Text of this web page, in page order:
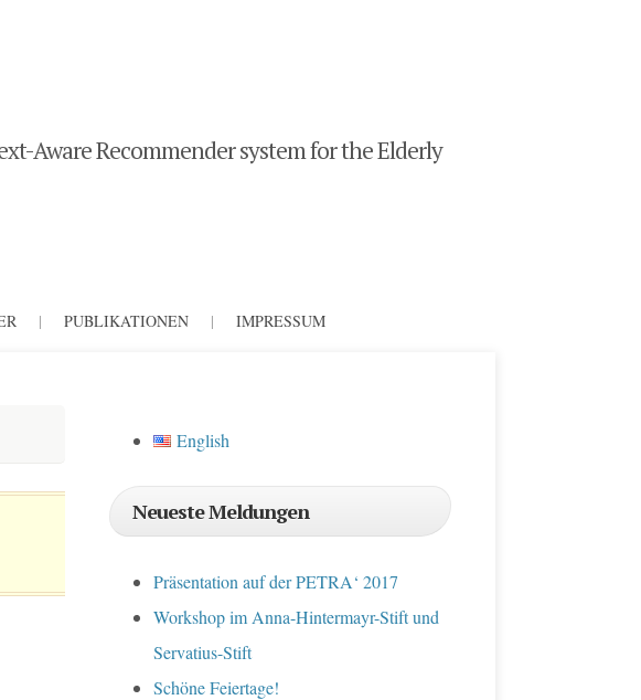
Aware Recommender system for the Elderly
| PUBLIKATIONEN | IMPRESSUM
English
Neueste Meldungen
Präsentation auf der PETRA‘ 2017
Workshop im Anna-Hintermayr-Stift und
Servatius-Stift
Schöne Feiertage!